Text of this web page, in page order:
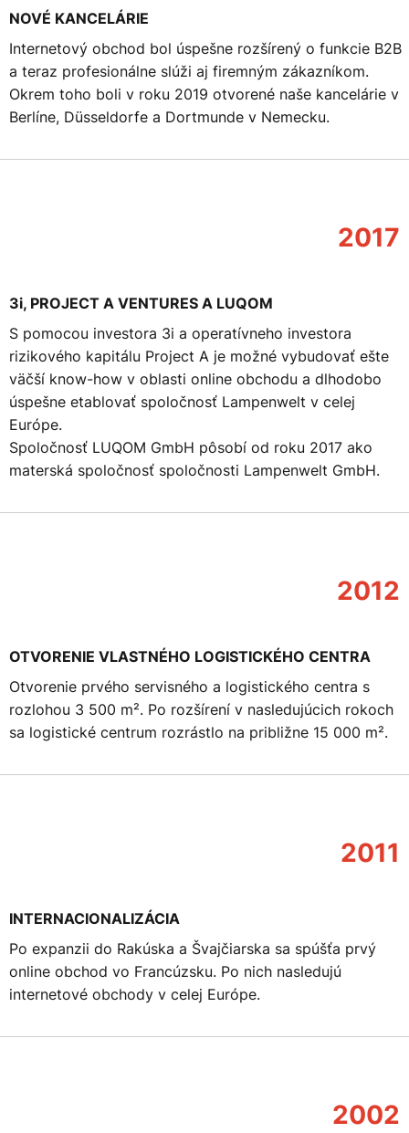
NOVÉ KANCELÁRIE
Internetový obchod bol úspešne rozšírený o funkcie B2B
a teraz profesionálne slúži aj firemným zákazníkom.
Okrem toho boli v roku 2019 otvorené naše kancelárie v
Berlíne, Düsseldorfe a Dortmunde v Nemecku.
2017
3i, PROJECT A VENTURES A LUQOM
S pomocou investora 3i a operatívneho investora
rizikového kapitálu Project A je možné vybudovať ešte
väčší know-how v oblasti online obchodu a dlhodobo
úspešne etablovať spoločnosť Lampenwelt v celej
Európe.
Spoločnosť LUQOM GmbH pôsobí od roku 2017 ako
materská spoločnosť spoločnosti Lampenwelt GmbH.
2012
OTVORENIE VLASTNÉHO LOGISTICKÉHO CENTRA
Otvorenie prvého servisného a logistického centra s
rozlohou 3 500 m². Po rozšírení v nasledujúcich rokoch
sa logistické centrum rozrástlo na približne 15 000 m².
2011
INTERNACIONALIZÁCIA
Po expanzii do Rakúska a Švajčiarska sa spúšťa prvý
online obchod vo Francúzsku. Po nich nasledujú
internetové obchody v celej Európe.
2002